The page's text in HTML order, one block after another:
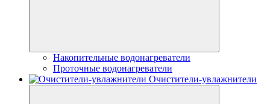
Накопительные водонагреватели
Проточные водонагреватели
Очистители-увлажнители